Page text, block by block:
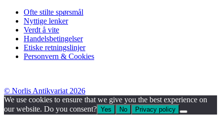
Ofte stilte spørsmål
Nyttige lenker
Verdt å vite
Handelsbetingelser
Etiske retningslinjer
Personvern & Cookies
© Norlis Antikvariat 2026
We use cookies to ensure that we give you the best experience on
our website. Do you consent? Yes No Privacy policy